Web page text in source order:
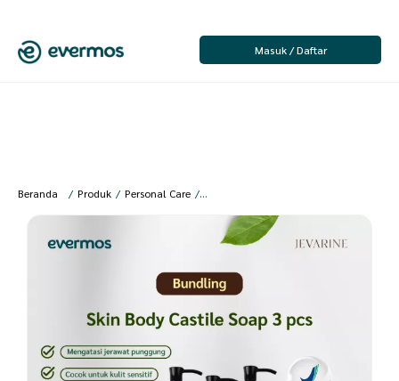
Masuk / Daftar
Beranda / Produk / Personal Care / Perawatan Tubuh